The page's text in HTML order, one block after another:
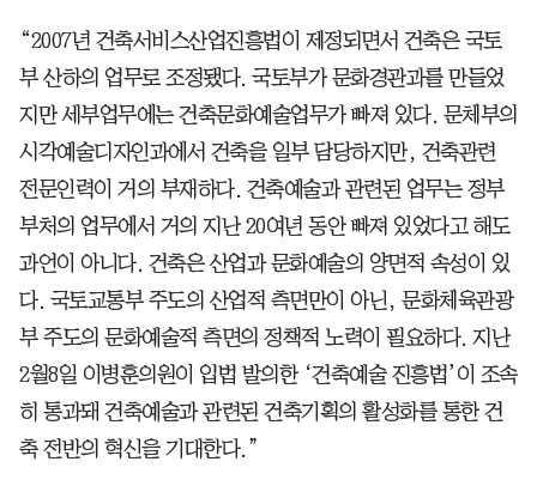
“2007년 건축서비스산업진흥법이 제정되면서 건축은 국토
부 산하의 업무로 조정됐다. 국토부가 문화경관과를 만들었
지만 세부업무에는 건축문화예술업무가 빠져 있다. 문체부의
시각예술디자인과에서 건축을 일부 담당하지만, 건축관련
전문인력이 거의 부재하다. 건축예술과 관련된 업무는 정부
부처의 업무에서 거의 지난 20여년 동안 빠져 있었다고 해도
과언이 아니다. 건축은 산업과 문화예술의 양면적 속성이 있
다. 국토교통부 주도의 산업적 측면만이 아닌, 문화체육관광
부 주도의 문화예술적 측면의 정책적 노력이 필요하다. 지난
2월8일 이병훈의원이 입법 발의한 ‘건축예술 진흥법’이 조속
히 통과돼 건축예술과 관련된 건축기획의 활성화를 통한 건
축 전반의 혁신을 기대한다.”